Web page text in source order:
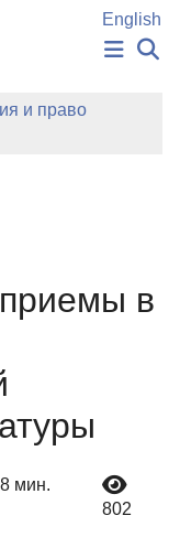
English
и право
в
мин.
802